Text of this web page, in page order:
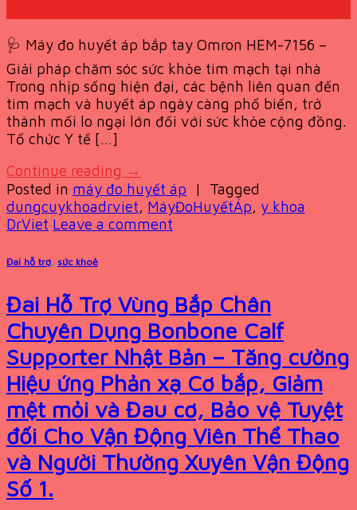
🩺 Máy đo huyết áp bắp tay Omron HEM-7156 –
Giải pháp chăm sóc sức khỏe tim mạch tại nhà
Trong nhịp sống hiện đại, các bệnh liên quan đến
tim mạch và huyết áp ngày càng phổ biến, trở
thành mối lo ngại lớn đối với sức khỏe cộng đồng.
Tổ chức Y tế […]
Continue reading →
Posted in máy đo huyết áp |
Tagged
dungcuykhoadrviet, MáyĐoHuyếtÁp, y khoa
DrViet Leave a comment
Đai hỗ trợ, sức khoẻ
Đai Hỗ Trợ Vùng Bắp Chân
Chuyên Dụng Bonbone Calf
Supporter Nhật Bản – Tăng cường
Hiệu ứng Phản xạ Cơ bắp, Giảm
mệt mỏi và Đau cơ, Bảo vệ Tuyệt
đối Cho Vận Động Viên Thể Thao
và Người Thường Xuyên Vận Động
Số 1.